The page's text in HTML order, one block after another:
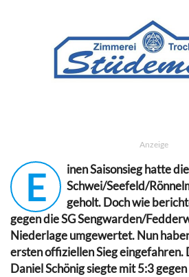
Anzeige
E
inen Saisonsieg hatte
Schwei/Seefeld/
geholt. Doch wie
gegen die SG Sengwarden/
Niederlage umgewertet. Nun
ersten offiziellen Sieg eingefahren.
Daniel Schönig siegte mit 5:3